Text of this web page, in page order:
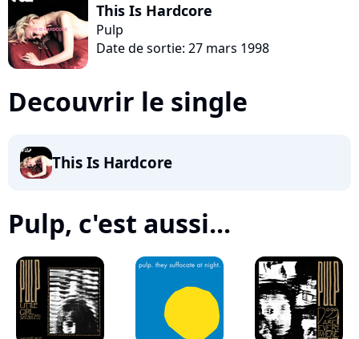
This Is Hardcore
Pulp
Date de sortie: 27 mars 1998
Decouvrir le single
This Is Hardcore
Pulp, c'est aussi...